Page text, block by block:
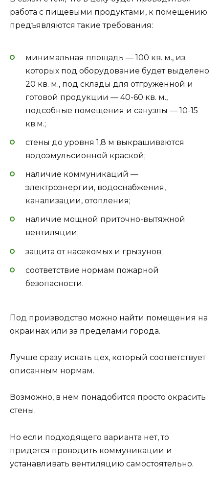
работа с пищевыми продуктами, к помещению
предъявляются такие требования:
минимальная площадь — 100 кв. м., из
которых под оборудование будет выделено
20 кв. м., под склады для отгруженной и
готовой продукции — 40-60 кв. м.,
подсобные помещения и санузлы — 10-15
кв.м.;
стены до уровня 1,8 м выкрашиваются
водоэмульсионной краской;
наличие коммуникаций —
электроэнергии, водоснабжения,
канализации, отопления;
наличие мощной приточно-вытяжной
вентиляции;
защита от насекомых и грызунов;
соответствие нормам пожарной
безопасности.
Под производство можно найти помещения на
окраинах или за пределами города.
Лучше сразу искать цех, который соответствует
описанным нормам.
Возможно, в нем понадобится просто окрасить
стены.
Но если подходящего варианта нет, то
придется проводить коммуникации и
устанавливать вентиляцию самостоятельно.